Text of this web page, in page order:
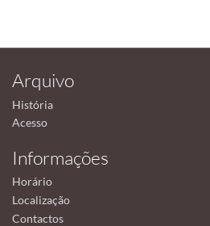
Arquivo
História
Acesso
Informações
Horário
Localização
Contactos